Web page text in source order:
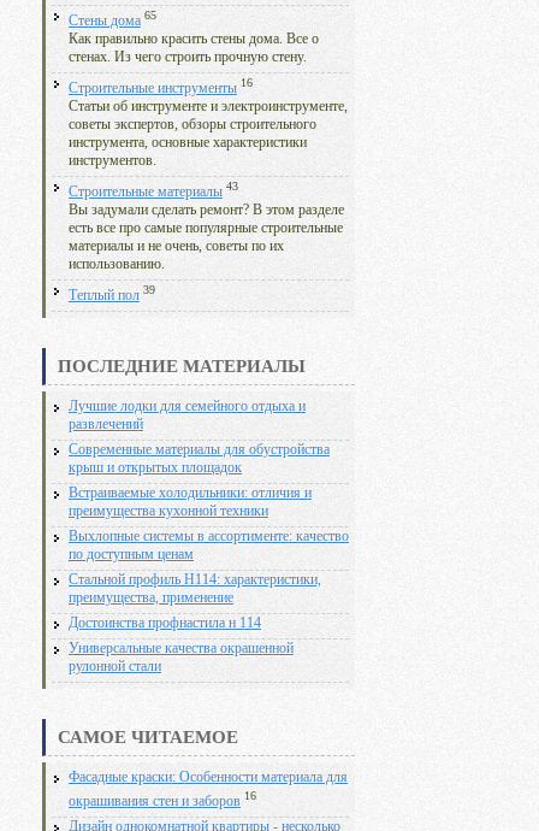
Стены дома 65
Как правильно красить стены дома. Все о
стенах. Из чего строить прочную стену.
Строительные инструменты 16
Статьи об инструменте и электроинструменте,
советы экспертов, обзоры строительного
инструмента, основные характеристики
инструментов.
Строительные материалы 43
Вы задумали сделать ремонт? В этом разделе
есть все про самые популярные строительные
материалы и не очень, советы по их
использованию.
Теплый пол 39
ПОСЛЕДНИЕ МАТЕРИАЛЫ
Лучшие лодки для семейного отдыха и
развлечений
Современные материалы для обустройства
крыш и открытых площадок
Встраиваемые холодильники: отличия и
преимущества кухонной техники
Выхлопные системы в ассортименте: качество
по доступным ценам
Стальной профиль Н114: характеристики,
преимущества, применение
Достоинства профнастила н 114
Универсальные качества окрашенной
рулонной стали
САМОЕ ЧИТАЕМОЕ
Фасадные краски: Особенности материала для
окрашивания стен и заборов 16
Дизайн однокомнатной квартиры - несколько